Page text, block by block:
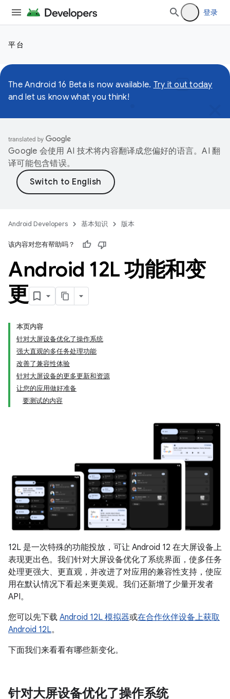
登录
平台
The Android 16 Beta is now available. Try it out today
and let us know what you think!
Google 会使用 AI 技术将内容翻译成您偏好的语言。AI 翻
译可能包含错误。
Android Developers 基本知识 版本
该内容对您有帮助吗？
Android 12L 功能和变
更
本页内容
针对大屏设备优化了操作系统
强大直观的多任务处理功能
改善了兼容性体验
针对大屏设备的更多更新和资源
让您的应用做好准备
要测试的内容
12L 是一次特殊的功能投放，可让 Android 12 在大屏设备上
表现更出色。我们针对大屏设备优化了系统界面，使多任务
处理更强大、更直观，并改进了对应用的兼容性支持，使应
用在默认情况下看起来更美观。我们还新增了少量开发者
API。
您可以先下载 Android 12L 模拟器或在合作伙伴设备上获取
Android 12L。
下面我们来看看有哪些新变化。
针对大屏设备优化了操作系统